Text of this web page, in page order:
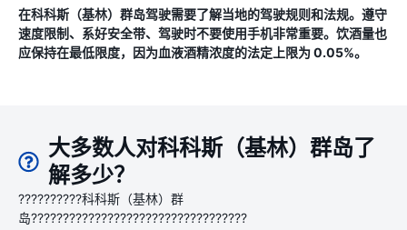
在科科斯（基林）群岛驾驶需要了解当地的驾驶规则和法规。遵守
速度限制、系好安全带、驾驶时不要使用手机非常重要。饮酒量也
应保持在最低限度，因为血液酒精浓度的法定上限为 0.05%。
大多数人对科科斯（基林）群岛了
解多少？
??????????科科斯（基林）群
岛??????????????????????????????????